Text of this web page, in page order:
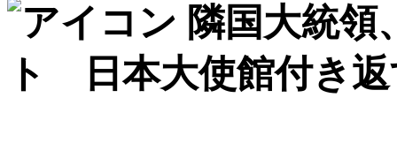
隣国大統領
ト 日本大使館付き